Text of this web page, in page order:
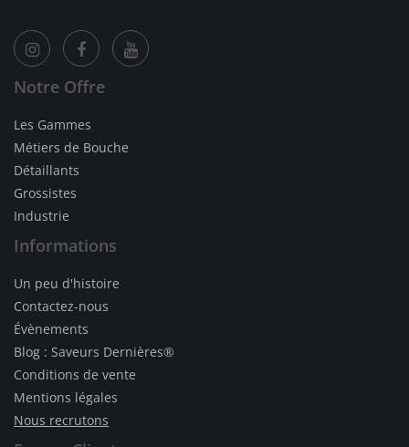
Notre Offre
Les Gammes
Métiers de Bouche
Détaillants
Grossistes
Industrie
Informations
Un peu d'histoire
Contactez-nous
Évènements
Blog : Saveurs Dernières®
Conditions de vente
Mentions légales
Nous recrutons